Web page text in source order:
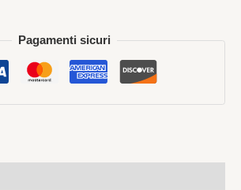
Pagamenti sicuri